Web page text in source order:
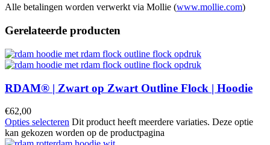
Alle betalingen worden verwerkt via Mollie (www.mollie.com)
Gerelateerde producten
RDAM® | Zwart op Zwart Outline Flock | Hoodie
€62,00
Opties selecteren Dit product heeft meerdere variaties. Deze optie
kan gekozen worden op de productpagina